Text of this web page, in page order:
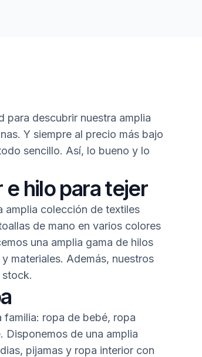
para descubrir nuestra amplia
Y siempre al precio más bajo
sencillo. Así, lo bueno y lo
hilo para tejer
amplia colección de textiles
de mano en varios colores
una amplia gama de hilos
materiales. Además, nuestros
stock.
familia: ropa de bebé, ropa
Disponemos de una amplia
pijamas y ropa interior con